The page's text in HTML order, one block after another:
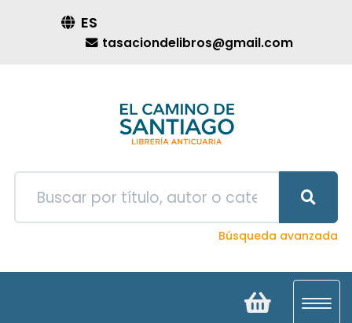
ES
tasaciondelibros@gmail.com
Búsqueda avanzada